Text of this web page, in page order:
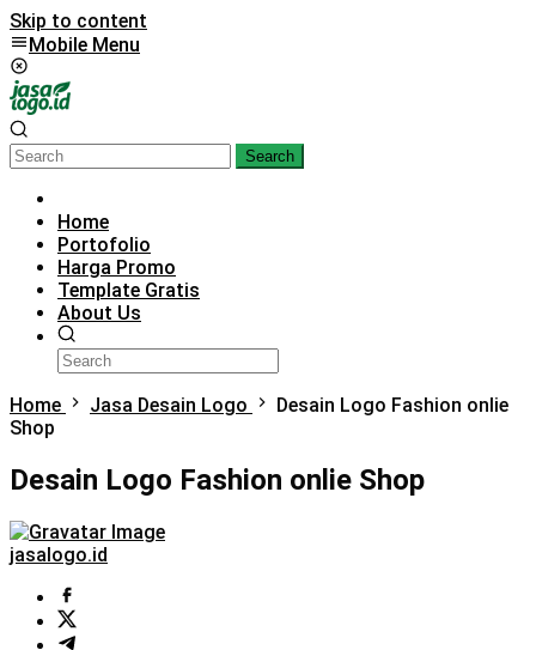
Skip to content
Mobile Menu
Search
Home
Portofolio
Harga Promo
Template Gratis
About Us
Home Jasa Desain Logo
Desain Logo Fashion onlie
Shop
Desain Logo Fashion onlie Shop
jasalogo.id